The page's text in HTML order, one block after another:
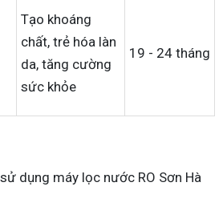
Tạo khoáng
chất, trẻ hóa làn
da, tăng cường
sức khỏe
19 - 24 tháng
dụng máy lọc nước RO Sơn Hà